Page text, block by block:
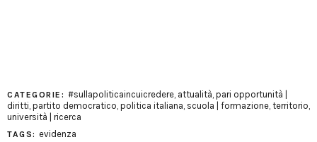
CATEGORIE: #sullapoliticaincuicredere, attualità, pari opportunità |
diritti, partito democratico, politica italiana, scuola | formazione, territorio,
università | ricerca
TAGS: evidenza